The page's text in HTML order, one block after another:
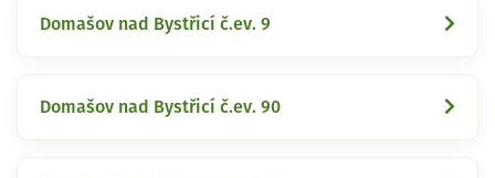
Domašov nad Bystřicí č.ev. 9
Domašov nad Bystřicí č.ev. 90